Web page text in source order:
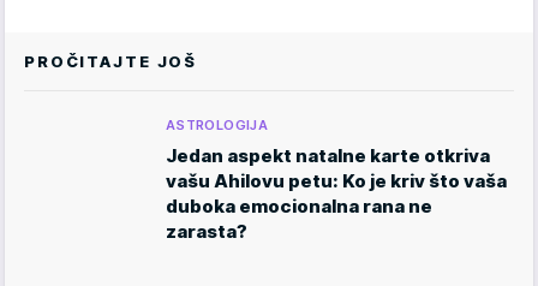
PROČITAJTE JOŠ
ASTROLOGIJA
Jedan aspekt natalne karte otkriva
vašu Ahilovu petu: Ko je kriv što vaša
duboka emocionalna rana ne
zarasta?